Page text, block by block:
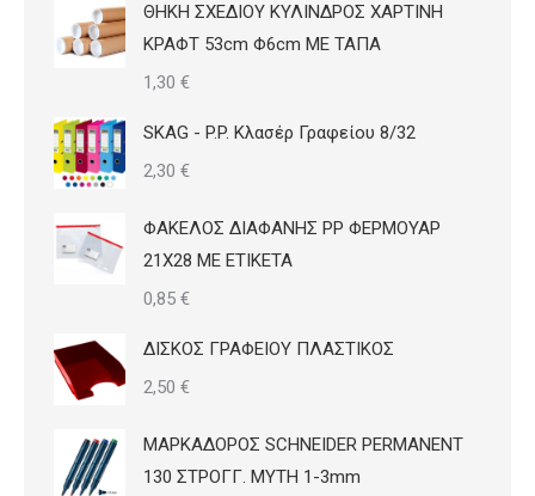
ΘΗΚΗ ΣΧΕΔΙΟΥ ΚΥΛΙΝΔΡΟΣ ΧΑΡΤΙΝΗ
ΚΡΑΦΤ 53cm Φ6cm ΜΕ ΤΑΠΑ
1,30 €
SKAG - P.P. Κλασέρ Γραφείου 8/32
2,30 €
ΦΑΚΕΛΟΣ ΔΙΑΦΑΝΗΣ PP ΦΕΡΜΟΥΑΡ
21Χ28 ΜΕ ΕΤΙΚΕΤΑ
0,85 €
ΔΙΣΚΟΣ ΓΡΑΦΕΙΟΥ ΠΛΑΣΤΙΚΟΣ
2,50 €
ΜΑΡΚΑΔΟΡΟΣ SCHNEIDER PERMANENT
130 ΣΤΡΟΓΓ. ΜΥΤΗ 1-3mm